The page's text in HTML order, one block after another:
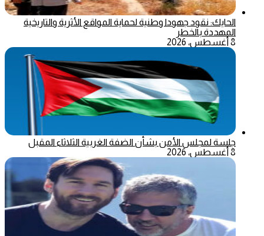
الحايك: نقود جهودا وطنية لحماية المواقع الأثرية والتاريخية
المهددة بالخطر
8 أغسطس، 2026
جلسة لمجلس الأمن بشأن الضفة الغربية الثلاثاء المقبل
8 أغسطس، 2026